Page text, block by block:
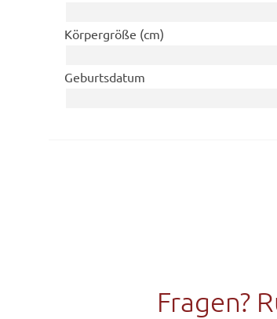
Körpergröße (cm)
Geburtsdatum
Fragen?